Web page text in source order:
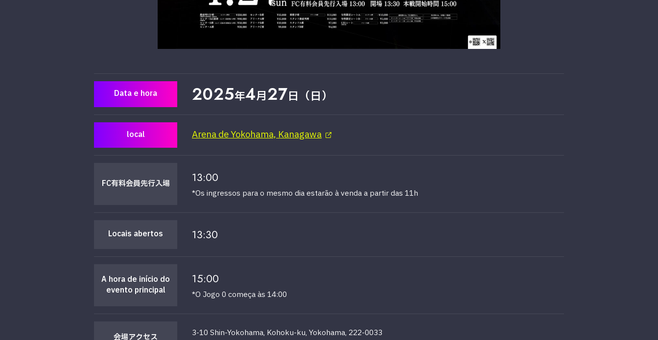
Data e hora 2025年4月27日（日）
local Arena de Yokohama, Kanagawa
FC有料会員先行入場 13:00
*Os ingressos para o mesmo dia estarão à venda a partir das 11h
Locais abertos 13:30
A hora de início do
evento principal
15:00
*O Jogo 0 começa às 14:00
会場アクセス 3-10 Shin-Yokohama, Kohoku-ku, Yokohama, 222-0033